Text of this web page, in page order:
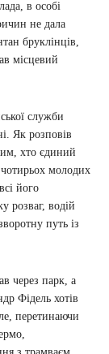
в особі
не дала
бруклінців,
місцевий
служби
Як розповів
хто єдиний
чотирьох молодих
його
розваг, водій
путь із
через парк, а
Фідель хотів
перетинаючи